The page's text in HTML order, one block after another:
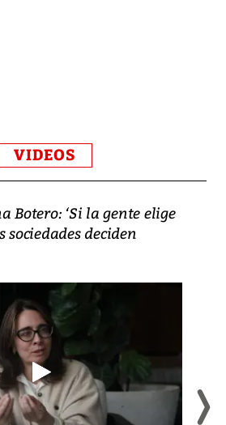
VIDEOS
Botero: ‘Si la gente elige
deciden